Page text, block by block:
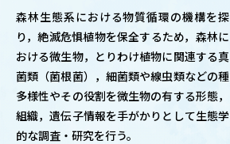
森林生態系における物質循環の機構を探
り，絶滅危惧植物を保全するため，森林に
おける微生物，とりわけ植物に関連する真
菌類（菌根菌），細菌類や線虫類などの種
多様性やその役割を微生物の有する形態，
組織，遺伝子情報を手がかりとして生態学
的な調査・研究を行う。